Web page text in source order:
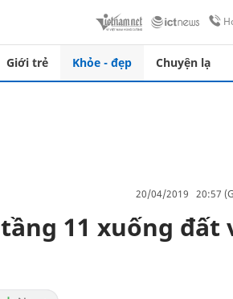
Giới trẻ Khỏe - đẹp Chuyện lạ
20/04/2019 20:57
11 xuống đất